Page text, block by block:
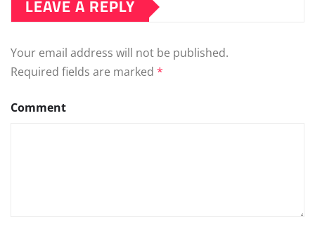
LEAVE A REPLY
Your email address will not be published.
Required fields are marked *
Comment